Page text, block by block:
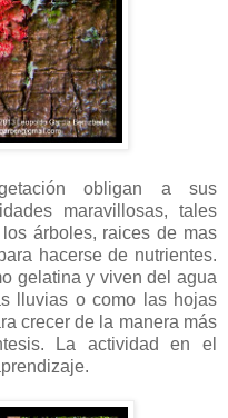
obligan a sus
maravillosas, tales
árboles, raices de mas
hacerse de nutrientes.
gelatina y viven del agua
lluvias o como las hojas
crecer de la manera más
La actividad en el